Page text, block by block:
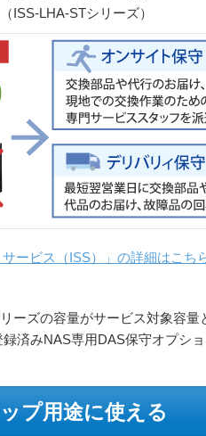
ISS-LHA-STシリーズ）
サービス（ISS）」の詳細はこち
ーズの容量がサービス対象容量
済みNAS専用DAS保守オプショ
プ用途に使える